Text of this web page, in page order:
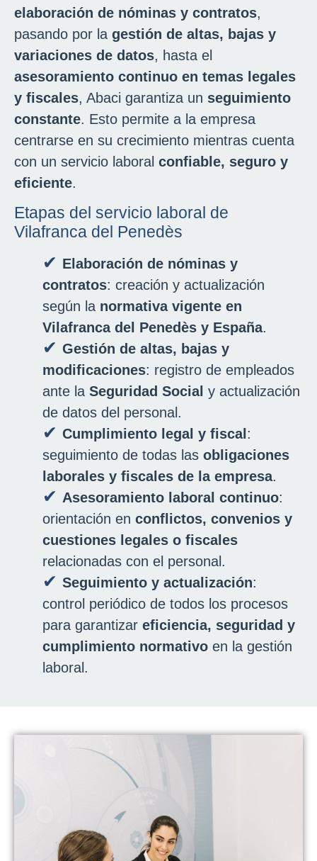
elaboración de nóminas y contratos,
pasando por la gestión de altas, bajas y
variaciones de datos, hasta el
asesoramiento continuo en temas legales
y fiscales, Abaci garantiza un seguimiento
constante. Esto permite a la empresa
centrarse en su crecimiento mientras cuenta
con un servicio laboral confiable, seguro y
eficiente.
Etapas del servicio laboral de
Vilafranca del Penedès
Elaboración de nóminas y
contratos: creación y actualización
según la normativa vigente en
Vilafranca del Penedès y España.
Gestión de altas, bajas y
modificaciones: registro de empleados
ante la Seguridad Social y actualización
de datos del personal.
Cumplimiento legal y fiscal :
seguimiento de todas las obligaciones
laborales y fiscales de la empresa.
Asesoramiento laboral continuo:
orientación en conflictos, convenios y
cuestiones legales o fiscales
relacionadas con el personal.
Seguimiento y actualización:
control periódico de todos los procesos
para garantizar eficiencia, seguridad y
cumplimiento normativo en la gestión
laboral.